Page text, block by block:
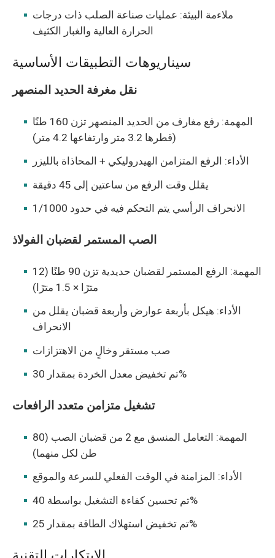
ملاءمة البيئة: عمليات صناعة الصلب ذات درجات
الحرارة العالية والغبار الكثيف
سيناريوهات التطبيقات الأساسية
نقل مغرفة الحديد المنصهر
المهمة: رفع مغارف من الحديد المنصهر تزن 160 طنًا
(قطرها 3.2 متر وارتفاعها 4.2 متر)
الأداء: الرفع المتزامن الهيدروليكي + المحاذاة بالليزر
يقلل وقت الرفع من ساعتين إلى 45 دقيقة
الانحراف الرأسي يتم التحكم فيه في حدود 1/1000
الصب المستمر لقضبان الفولاذ
المهمة: الرفع المستمر لقضبان حديدية تزن 90 طنًا (12
مترًا × 1.5 مترًا)
الأداء: هيكل بأربعة عوارض وأربعة قضبان يقلل من
الانحراف
صب مستقر وخالٍ من الاهتزازات
تم تخفيض معدل الخردة بمقدار 30%
تشغيل متزامن متعدد الرافعات
المهمة: التعامل المنسق مع 2 من قضبان الصب (80
طن لكل منهما)
الأداء: المزامنة في الوقت الفعلي للسرعة والموقع
تم تحسين كفاءة التشغيل بواسطة 40%
تم تخفيض استهلاك الطاقة بمقدار 25%